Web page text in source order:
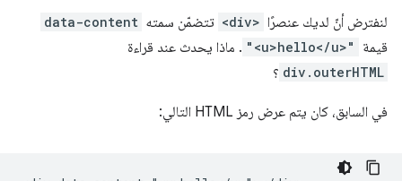
لنفترض أنّ لديك عنصرًا <div> تتضمّن سمته data-content
قيمة "<u>hello</u>" . ماذا يحدث عند قراءة
div.outerHTML ؟
في السابق، كان يتم عرض رمز HTML التالي: